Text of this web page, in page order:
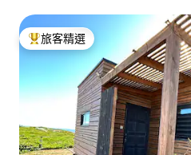
旅客精選榜首
旅客精選